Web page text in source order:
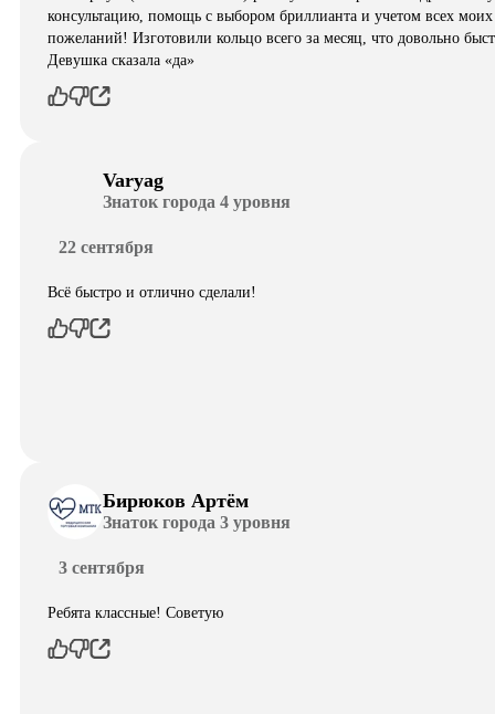
консультацию, помощь с выбором бриллианта и учетом всех моих
пожеланий! Изготовили кольцо всего за месяц, что довольно
Девушка сказала «да»
Varyag
Знаток города 4 уровня
22 сентября
Всё быстро и отлично сделали!
Бирюков Артём
Знаток города 3 уровня
3 сентября
Ребята классные! Советую